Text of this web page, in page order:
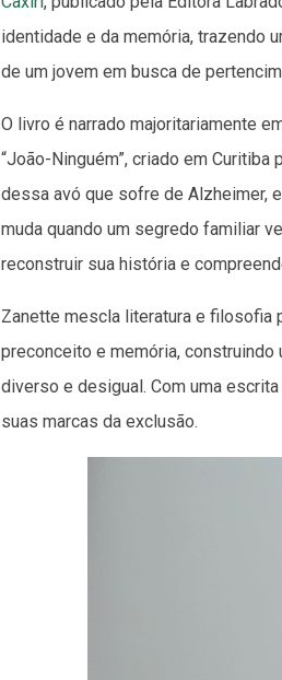
identidade e da memória, trazendo
de um jovem em busca de
O livro é narrado majoritariamente
“João-Ninguém”, criado em
dessa avó que sofre de Alzheimer,
muda quando um segredo familiar
reconstruir sua história e
Zanette mescla literatura e filosofia
preconceito e memória,
diverso e desigual. Com uma
suas marcas da exclusão.